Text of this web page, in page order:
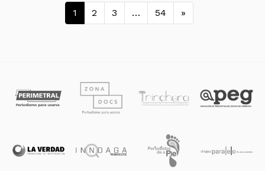
Navegación de entradas
1 2 3 … 54 »